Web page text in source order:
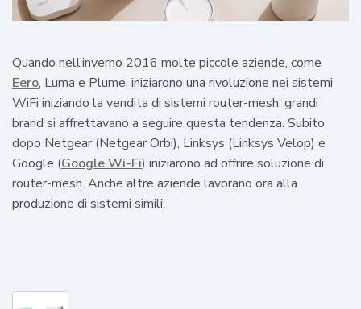
Quando nell’inverno 2016 molte piccole aziende, come
Eero, Luma e Plume, iniziarono una rivoluzione nei sistemi
WiFi iniziando la vendita di sistemi router-mesh, grandi
brand si affrettavano a seguire questa tendenza. Subito
dopo Netgear (Netgear Orbi), Linksys (Linksys Velop) e
Google (Google Wi-Fi) iniziarono ad offrire soluzione di
router-mesh. Anche altre aziende lavorano ora alla
produzione di sistemi simili.